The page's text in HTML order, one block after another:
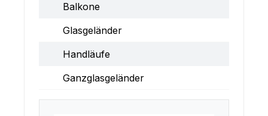
Balkone
Glasgeländer
Handläufe
Ganzglasgeländer